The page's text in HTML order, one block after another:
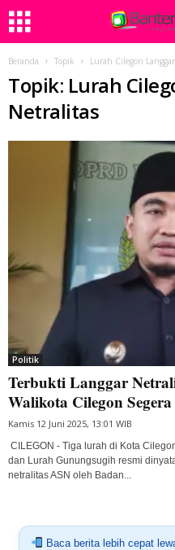
Beranda Topik Lurah Cilegon
Topik: Lurah
Netralitas
Politik
Terbukti Langgar
Walikota Cilegon
Kamis 12 Juni 2025, 13:01 WIB
CILEGON - Tiga lurah di Kota
dan Lurah Gunungsugih resmi
netralitas ASN oleh Badan...
Baca berita lebih cepat